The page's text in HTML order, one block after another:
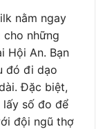
nằm ngay
những
Hội An. Bạn
đó đi dạo
Đặc biệt,
lấy số đo để
đội ngũ thợ